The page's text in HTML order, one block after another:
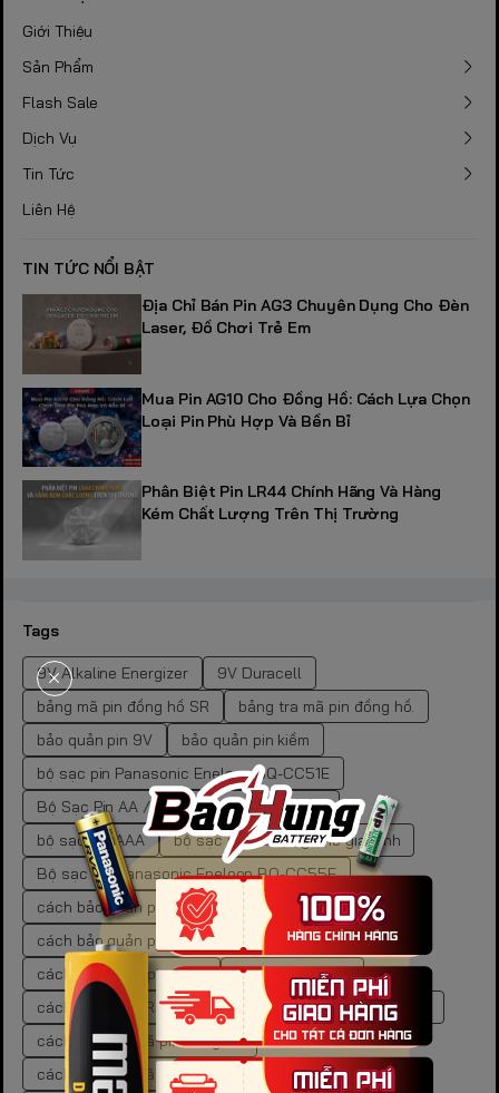
Giới Thiệu
Sản Phẩm
Flash Sale
Dịch Vụ
Tin Tức
Liên Hệ
TIN TỨC NỔI BẬT
Địa Chỉ Bán Pin AG3 Chuyên Dụng Cho Đèn
Laser, Đồ Chơi Trẻ Em
Mua Pin AG10 Cho Đồng Hồ: Cách Lựa Chọn
Loại Pin Phù Hợp Và Bền Bỉ
Phân Biệt Pin LR44 Chính Hãng Và Hàng
Kém Chất Lượng Trên Thị Trường
Tags
9V Alkaline Energizer
9V Duracell
bảng mã pin đồng hồ SR
bảng tra mã pin đồng hồ.
bảo quản pin 9V
bảo quản pin kiềm
bộ sạc pin Panasonic Eneloop BQ-CC51E
Bộ Sạc Pin AA / AAA Panasonic Eneloop
bộ sạc pin AAA
bộ sạc pin đa năng cho gia đình
Bộ sạc pin Panasonic Eneloop BQ-CC55E
cách bảo quản pin
cách bảo quản pin carbon
cách bảo quản pin cr
cách bảo quản pin kẽm
cách bảo quản pin than
cách lưu trữ pin
cách mua pin LR44 chính hãng
cách tra cứu mã pin
cách tra cứu mã pin đồng hồ
cách tra cứu mã pin đồng hồ chuẩn xác